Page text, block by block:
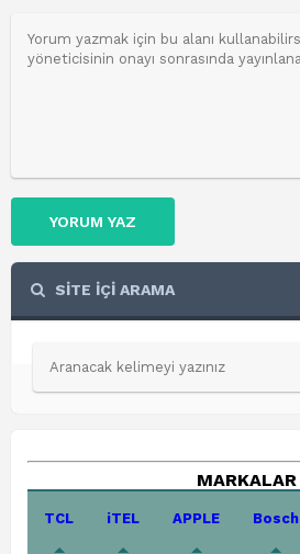
YORUM YAZ
SİTE İÇİ ARAMA
MARKALAR
TCL iTEL APPLE Bosch